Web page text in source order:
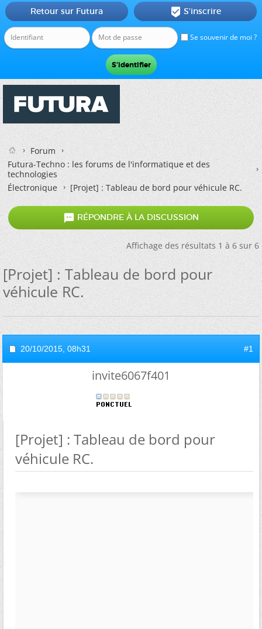
Se souvenir de moi ?
Retour sur Futura  S'inscrire
Forum
Futura-Techno : les forums de l'informatique et des
technologies
Électronique
[Projet] : Tableau de bord pour véhicule RC.
 RÉPONDRE À LA DISCUSSION
Affichage des résultats 1 à 6 sur 6
[Projet] : Tableau de bord pour
véhicule RC.
20/10/2015, 08h31 #1
invite6067f401
[Projet] : Tableau de bord pour
véhicule RC.